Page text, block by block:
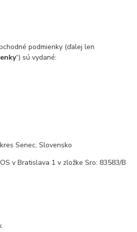
podmienky (ďalej len
“) sú vydané:
Senec, Slovensko
v Bratislava 1 v zložke Sro: 83583/B